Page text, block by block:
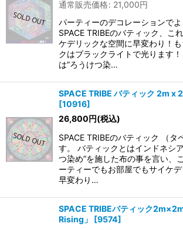
通常販売価格: 21,000円
パーティーのデコレーションで
SPACE TRIBEのバティック、こ
ケデリックな空間に早変わり！
クはブラックライトで光ります
は”ろうけつ染…
SPACE TRIBE バティック 2m x
[10916]
26,800円(税込)
SPACE TRIBEのバティック （タ
す。 バティックとはインドネシ
つ染め”を施した布の事を言い、
ーティーでもお部屋でもサイケ
早変わり…
SPACE TRIBEバティック
Rising」
[9574]